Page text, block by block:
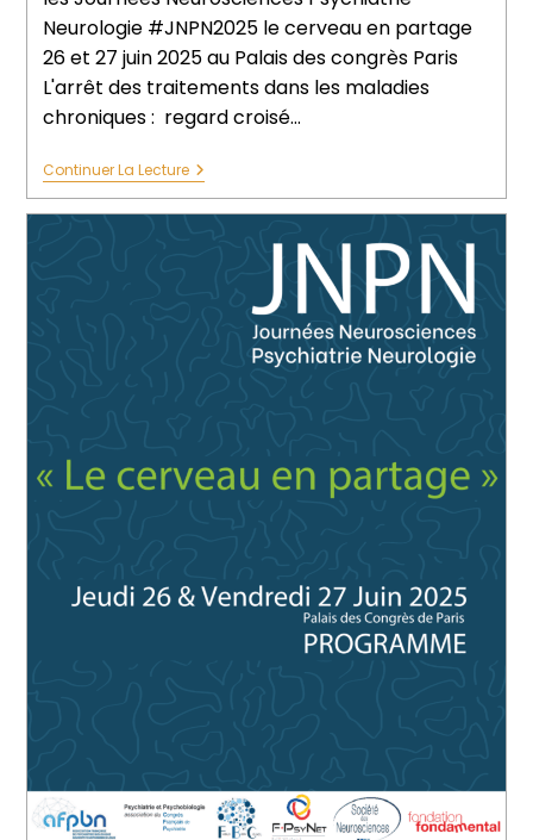
Neurologie #JNPN2025 le cerveau en partage
26 et 27 juin 2025 au Palais des congrès Paris
L'arrêt des traitements dans les maladies
chroniques : regard croisé…
Continuer La Lecture